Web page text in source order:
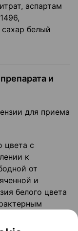
аспартам
белый
и
для приема
цвета с
к
от
и
белого цвета
взбалтывании.